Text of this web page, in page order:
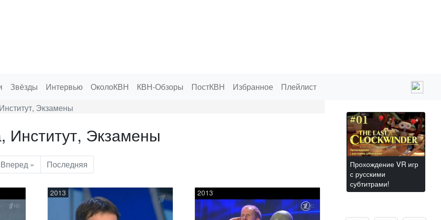
Звёзды Интервью ОколоКВН КВН-Обзоры ПостКВН Избранное
Плейлист
Экзамены
Экзамены
Вперед » Последняя
2013 2013
Прохождение VR игр
с русскими
субтитрами!